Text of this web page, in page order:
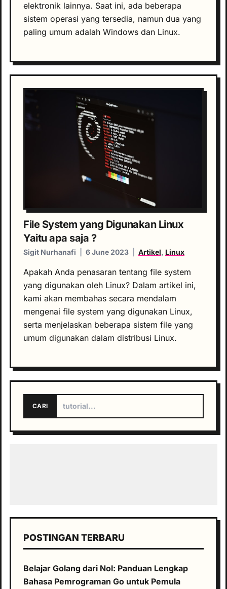
elektronik lainnya. Saat ini, ada beberapa
sistem operasi yang tersedia, namun dua yang
paling umum adalah Windows dan Linux.
File System yang Digunakan Linux
Yaitu apa saja ?
Sigit Nurhanafi 6 June 2023 Artikel, Linux
Apakah Anda penasaran tentang file system
yang digunakan oleh Linux? Dalam artikel ini,
kami akan membahas secara mendalam
mengenai file system yang digunakan Linux,
serta menjelaskan beberapa sistem file yang
umum digunakan dalam distribusi Linux.
CARI
POSTINGAN TERBARU
Belajar Golang dari Nol: Panduan Lengkap
Bahasa Pemrograman Go untuk Pemula